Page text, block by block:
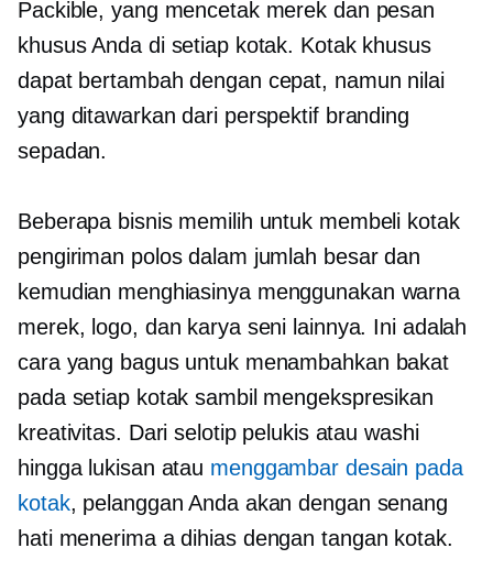
Packible, yang mencetak merek dan pesan
khusus Anda di setiap kotak. Kotak khusus
dapat bertambah dengan cepat, namun nilai
yang ditawarkan dari perspektif branding
sepadan.
Beberapa bisnis memilih untuk membeli kotak
pengiriman polos dalam jumlah besar dan
kemudian menghiasinya menggunakan warna
merek, logo, dan karya seni lainnya. Ini adalah
cara yang bagus untuk menambahkan bakat
pada setiap kotak sambil mengekspresikan
kreativitas. Dari selotip pelukis atau washi
hingga lukisan atau menggambar desain pada
kotak, pelanggan Anda akan dengan senang
hati menerima adihias dengan tangan kotak.